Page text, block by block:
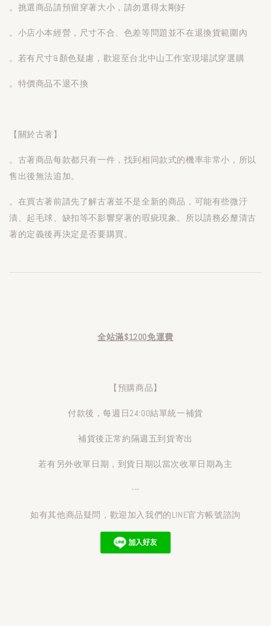
。挑選商品請預留穿著大小，請勿選得太剛好
。小店小本經營，尺寸不合、色差等問題並不在退換貨範圍內
。若有尺寸&顏色疑慮，歡迎至台北中山工作室現場試穿選購
。特價商品不退不換
【關於古著】
。古著商品每款都只有一件，找到相同款式的機率非常小，所以
售出後無法追加。
。在買古著前請先了解古著並不是全新的商品，可能有些微汙
漬、起毛球、缺扣等不影響穿著的瑕疵現象。所以請務必釐清古
著的定義後再決定是否要購買。
全站滿$1200免運費
【預購商品】
付款後，每週日24:00結單統一補貨
補貨後正常約隔週五到貨寄出
若有另外收單日期，到貨日期以當次收單日期為主
---
如有其他商品疑問，歡迎加入我們的LINE官方帳號諮詢